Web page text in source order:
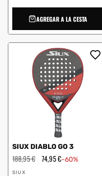
AGREGAR A LA CESTA
SIUX DIABLO GO 3
Precio
habitual
188,95 € Precio
de
74,95 €-60%
Proveedor:
SIUX